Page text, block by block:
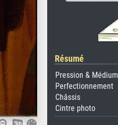
Résumé
Pression & Médium
Perfectionnement
Châssis
Cintre photo